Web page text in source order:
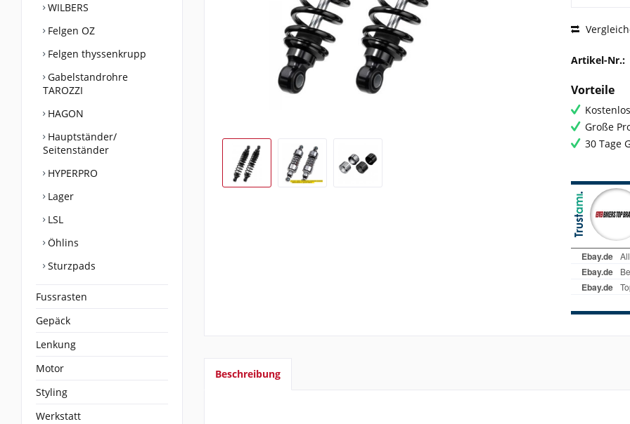
WILBERS
Felgen OZ
Felgen thyssenkrupp
Gabelstandrohre
TAROZZI
HAGON
Hauptständer/
Seitenständer
HYPERPRO
Lager
LSL
Öhlins
Sturzpads
Fussrasten
Gepäck
Lenkung
Motor
Styling
Werkstatt
Artikel-Nr.:
Vorteile
Große
30 Tage
Beschreibung